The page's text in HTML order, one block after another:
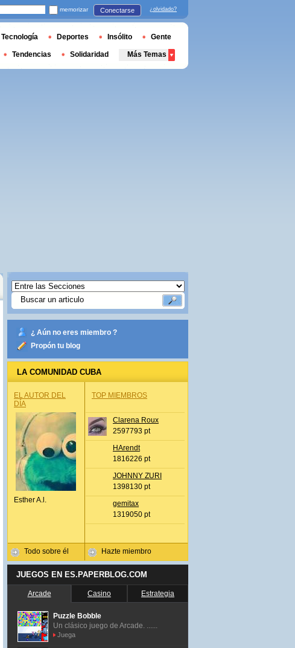
¿ Aún no eres miembro ?
Propón tu blog
LA COMUNIDAD CUBA
EL AUTOR DEL
DÍA
Esther A.l.
Todo sobre él
TOP MIEMBROS
Clarena Roux
2597793 pt
HArendt
1816226 pt
JOHNNY ZURI
1398130 pt
gemitax
1319050 pt
Hazte miembro
JUEGOS EN ES.PAPERBLOG.COM
Arcade Casino Estrategia
Puzzle Bobble
Un clásico juego de Arcade. ......
Juega
memorizar Conectarse ¿olvidado?
Tecnología Deportes Insólito Gente
Tendencias Solidaridad Más Temas